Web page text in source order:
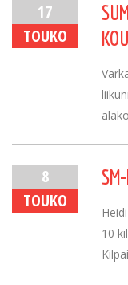
17
TOUKO
8
TOUKO
10